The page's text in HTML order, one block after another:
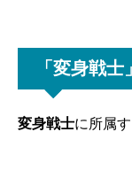
「 変身戦士
変身戦士に所属